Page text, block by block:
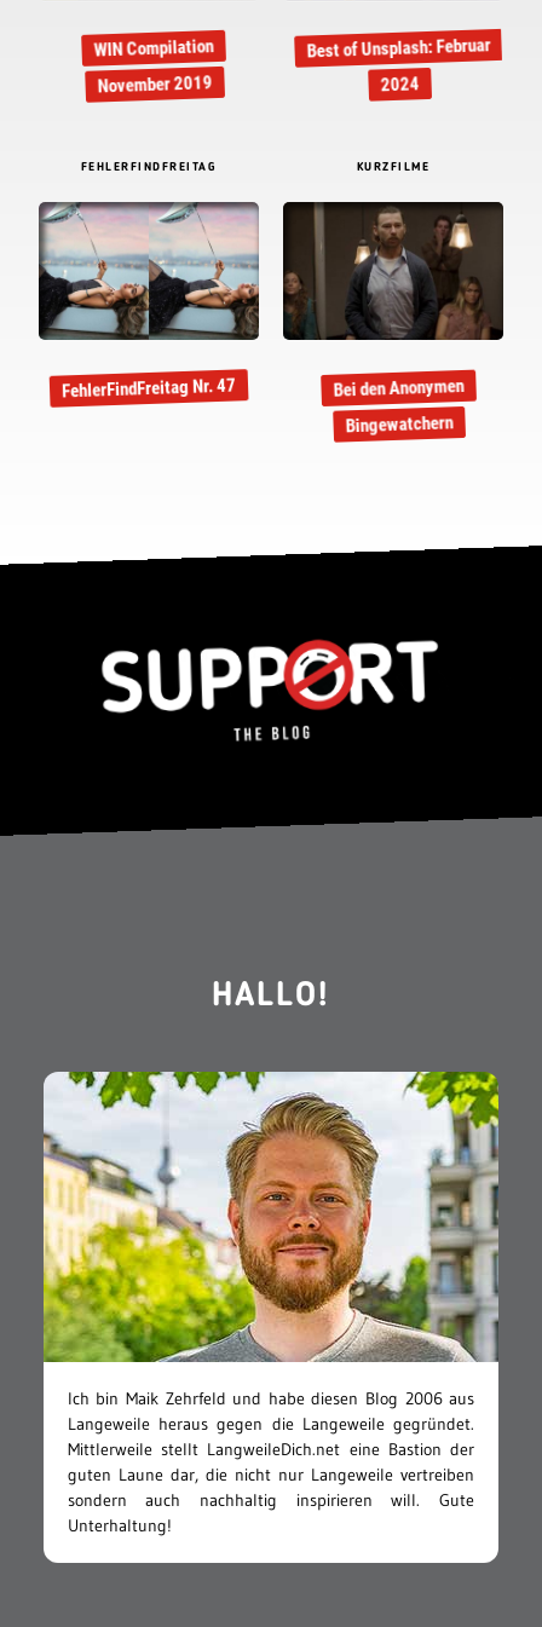
WIN Compilation
November 2019
Best of Unsplash: Februar
2024
FEHLERFINDFREITAG
FehlerFindFreitag Nr. 47
KURZFILME
Bei den Anonymen
Bingewatchern
HALLO!
Ich bin Maik Zehrfeld und habe diesen Blog 2006 aus
Langeweile heraus gegen die Langeweile gegründet.
Mittlerweile stellt LangweileDich.net eine Bastion der
guten Laune dar, die nicht nur Langeweile vertreiben
sondern auch nachhaltig inspirieren will. Gute
Unterhaltung!